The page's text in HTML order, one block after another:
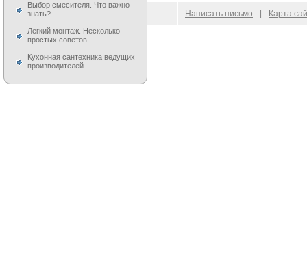
Выбор смесителя. Что важно
знать?
Легкий монтаж. Несколько
простых советов.
Кухонная сантехника ведущих
производителей.
© 2009–2026 Написать письмо Карта